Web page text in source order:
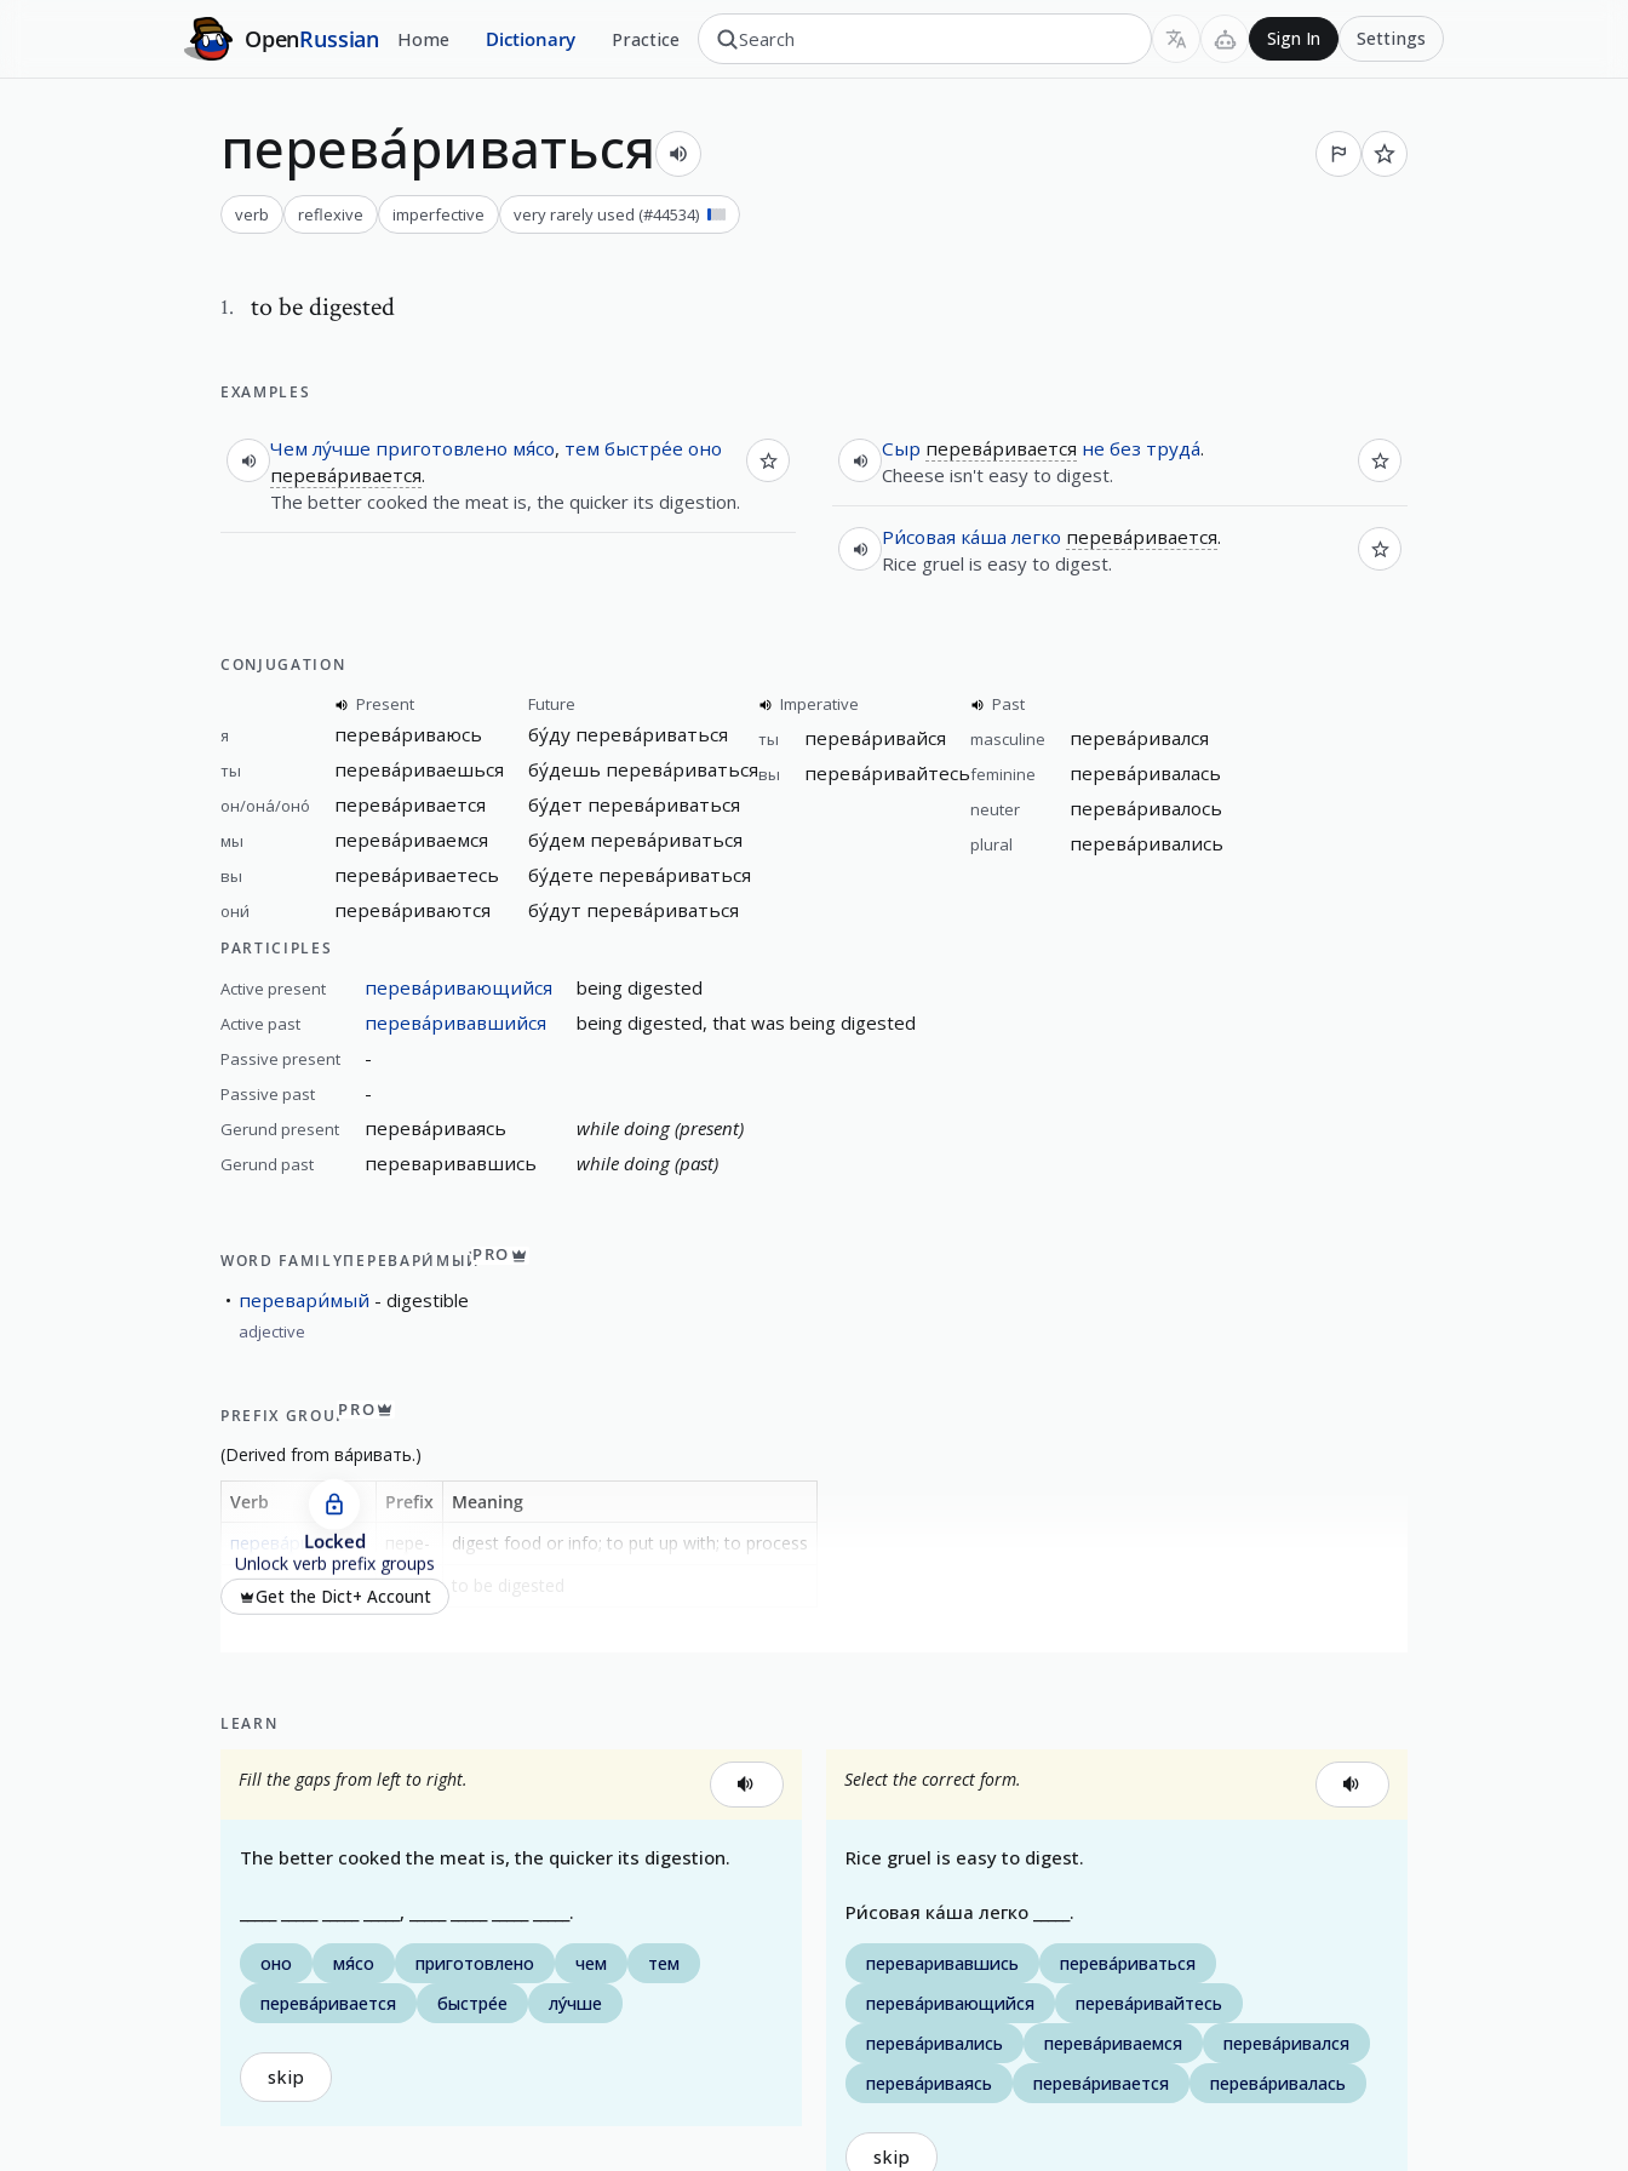
OpenRussian Home Dictionary Practice Sign In Settings
перева́риваться
verb reflexive imperfective very rarely used (#44534)
1. to be digested
EXAMPLES
Чем лу́чше приготовлено мя́со, тем быстре́е оно
перева́ривается.
The better cooked the meat is, the quicker its digestion.
Сыр перева́ривается не без труда́.
Cheese isn't easy to digest.
Ри́совая ка́ша легко перева́ривается.
Rice gruel is easy to digest.
CONJUGATION
Present
Future
я
перева́риваюсь бу́ду перева́риваться
ты перева́риваешься бу́дешь перева́риваться
он/она́/оно́ перева́ривается бу́дет перева́риваться
мы перева́риваемся бу́дем перева́риваться
вы перева́риваетесь бу́дете перева́риваться
они́ перева́риваются бу́дут перева́риваться
Imperative
ты
перева́ривайся
вы перева́ривайтесь
Past
masculine
перева́ривался
feminine перева́ривалась
neuter перева́ривалось
plural перева́ривались
PARTICIPLES
Active present перева́ривающийся being digested
Active past перева́ривавшийся being digested, that was being digested
Passive present -
Passive past -
Gerund present перева́риваясь while doing (present)
Gerund past переваривавшись while doing (past)
WORD FAMILYПЕРЕВАРИ́МЫЙPRO
перевари́мый digestible
adjective
PREFIX GROUPPRO
(Derived from ва́ривать.)
Verb Prefix
Meaning
перева́ривать
пере-
digest food or info; to put up with; to process
перева́риваться
-
Locked
Unlock verb prefix groups
Get the Dict+ Account
LEARN
Fill the gaps from left to right.
The better cooked the meat is, the quicker its digestion.
_____ _____ _____ _____, _____ _____ _____ _____.
оно мя́со приготовлено чем
тем
перева́ривается
быстре́е лу́чше
skip
Select the correct form.
Rice gruel is easy to digest.
Ри́совая ка́ша легко _____.
переваривавшись
перева́риваться
перева́ривающийся
перева́ривайтесь
перева́ривались
перева́риваемся
перева́ривался
перева́риваясь
перева́ривается перева́ривалась
skip